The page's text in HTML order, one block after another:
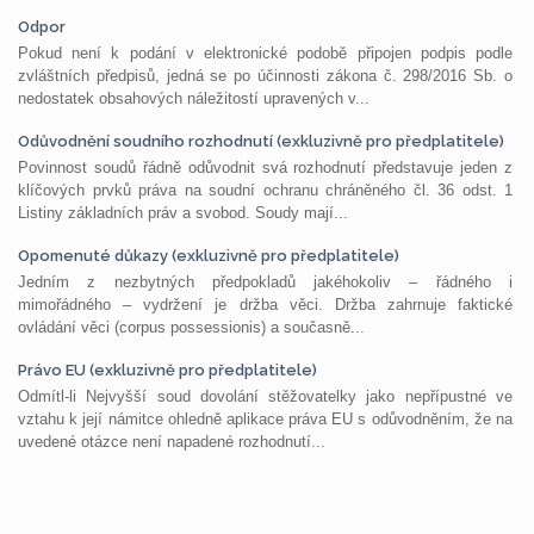
Odpor
Pokud není k podání v elektronické podobě připojen podpis podle
zvláštních předpisů, jedná se po účinnosti zákona č. 298/2016 Sb. o
nedostatek obsahových náležitostí upravených v...
Odůvodnění soudního rozhodnutí (exkluzivně pro předplatitele)
Povinnost soudů řádně odůvodnit svá rozhodnutí představuje jeden z
klíčových prvků práva na soudní ochranu chráněného čl. 36 odst. 1
Listiny základních práv a svobod. Soudy mají...
Opomenuté důkazy (exkluzivně pro předplatitele)
Jedním z nezbytných předpokladů jakéhokoliv – řádného i
mimořádného – vydržení je držba věci. Držba zahrnuje faktické
ovládání věci (corpus possessionis) a současně...
Právo EU (exkluzivně pro předplatitele)
Odmítl-li Nejvyšší soud dovolání stěžovatelky jako nepřípustné ve
vztahu k její námitce ohledně aplikace práva EU s odůvodněním, že na
uvedené otázce není napadené rozhodnutí...